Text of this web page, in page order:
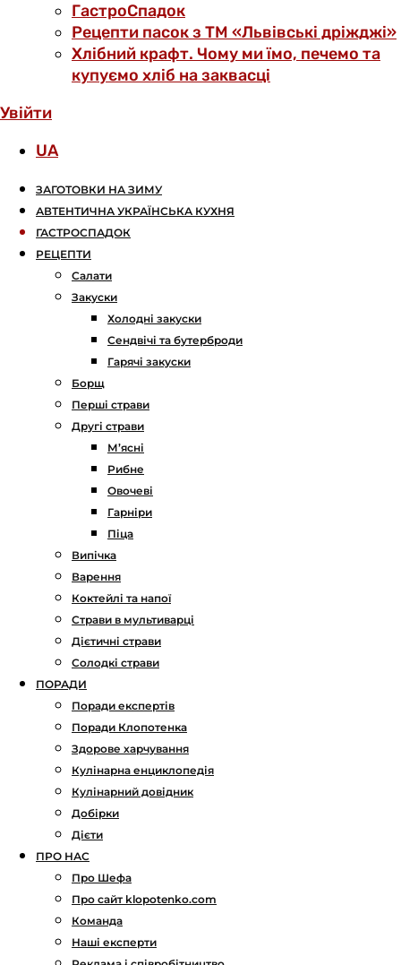
ГастроСпадок
Рецепти пасок з ТМ «Львівські дріжджі»
Хлібний крафт. Чому ми їмо, печемо та
купуємо хліб на заквасці
Увійти
UA
ЗАГОТОВКИ НА ЗИМУ
АВТЕНТИЧНА УКРАЇНСЬКА КУХНЯ
ГАСТРОСПАДОК
РЕЦЕПТИ
Салати
Закуски
Холодні закуски
Сендвічі та бутерброди
Гарячі закуски
Борщ
Перші страви
Другі страви
М’ясні
Рибне
Овочеві
Гарніри
Піца
Випічка
Варення
Коктейлі та напої
Страви в мультиварці
Дієтичні страви
Солодкі страви
ПОРАДИ
Поради експертів
Поради Клопотенка
Здорове харчування
Кулінарна енциклопедія
Кулінарний довідник
Добірки
Дієти
ПРО НАС
Про Шефа
Про сайт klopotenko.com
Команда
Наші експерти